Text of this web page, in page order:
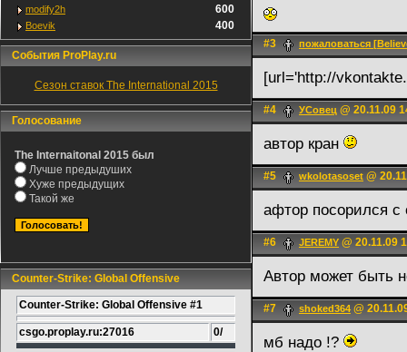
modify2h 600
Boevik 400
События ProPlay.ru
Сезон ставок The International 2015
Голосование
The Internaitonal 2015 был
Лучше предыдуших
Хуже предыдущих
Такой же
Counter-Strike: Global Offensive
Counter-Strike: Global Offensive #1
csgo.proplay.ru:27016 0/
#3 пожаловаться
[url='http://
#4 УСовец @ 20.11.09
автор кран
#5 wkolotasoset @
афтор посорился
#6 JEREMY @ 20.11.09
Автор может быть
#7 shoked364 @
мб надо !?